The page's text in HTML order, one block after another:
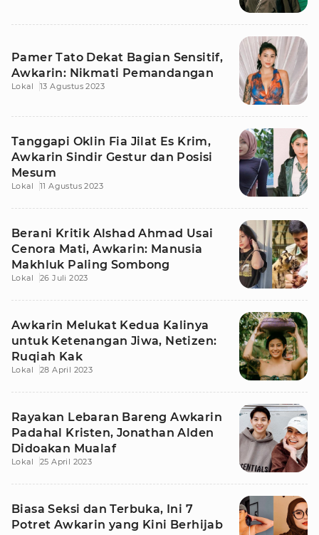
Pamer Tato Dekat Bagian Sensitif,
Awkarin: Nikmati Pemandangan
Lokal 13 Agustus 2023
Tanggapi Oklin Fia Jilat Es Krim,
Awkarin Sindir Gestur dan Posisi
Mesum
Lokal 11 Agustus 2023
Berani Kritik Alshad Ahmad Usai
Cenora Mati, Awkarin: Manusia
Makhluk Paling Sombong
Lokal 26 Juli 2023
Awkarin Melukat Kedua Kalinya
untuk Ketenangan Jiwa, Netizen:
Ruqiah Kak
Lokal 28 April 2023
Rayakan Lebaran Bareng Awkarin
Padahal Kristen, Jonathan Alden
Didoakan Mualaf
Lokal 25 April 2023
Biasa Seksi dan Terbuka, Ini 7
Potret Awkarin yang Kini Berhijab